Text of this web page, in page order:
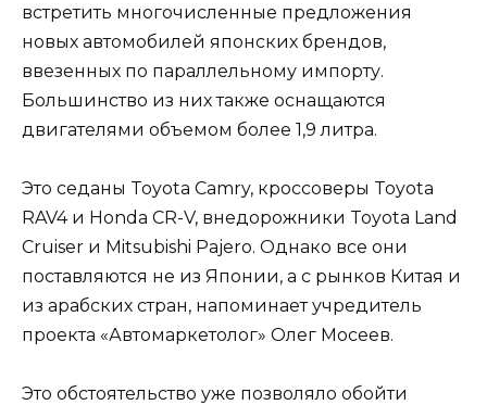
встретить многочисленные предложения
новых автомобилей японских брендов,
ввезенных по параллельному импорту.
Большинство из них также оснащаются
двигателями объемом более 1,9 литра.
Это седаны Toyota Camry, кроссоверы Toyota
RAV4 и Honda CR-V, внедорожники Toyota Land
Cruiser и Mitsubishi Pajero. Однако все они
поставляются не из Японии, а с рынков Китая и
из арабских стран, напоминает учредитель
проекта «Автомаркетолог» Олег Мосеев.
Это обстоятельство уже позволяло обойти